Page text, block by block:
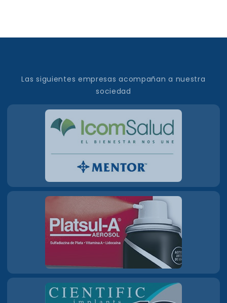
Las siguientes empresas acompañan a nuestra
sociedad